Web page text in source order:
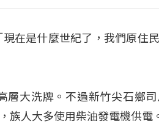
在是什麼世紀了，我們原住
層大洗牌。不過新竹尖石鄉
族人大多使用柴油發電機供電